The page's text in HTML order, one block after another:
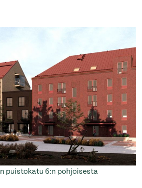
puistokatu 6:n pohjoisesta